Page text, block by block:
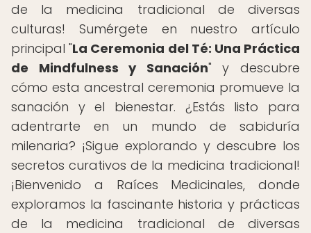
de la medicina tradicional de diversas
culturas! Sumérgete en nuestro artículo
principal "La Ceremonia del Té: Una Práctica
de Mindfulness y Sanación" y descubre
cómo esta ancestral ceremonia promueve la
sanación y el bienestar. ¿Estás listo para
adentrarte en un mundo de sabiduría
milenaria? ¡Sigue explorando y descubre los
secretos curativos de la medicina tradicional!
¡Bienvenido a Raíces Medicinales, donde
exploramos la fascinante historia y prácticas
de la medicina tradicional de diversas